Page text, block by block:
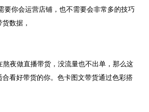
要你会运营店铺，也不需要会非常多的技巧
数据，
熬夜做直播带货，没流量也不出单，那么这
看好带货的你。 色卡图文带货通过色彩搭